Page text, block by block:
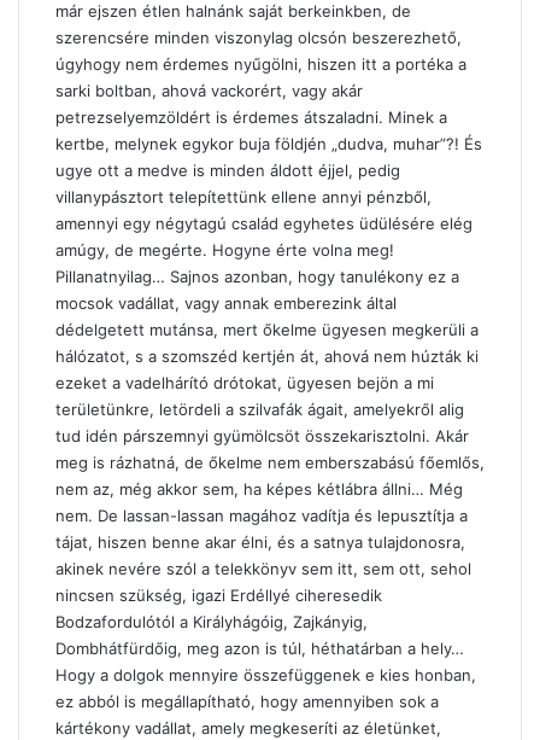
már ejszen étlen halnánk saját berkeinkben, de
szerencsére minden viszonylag olcsón beszerezhető,
úgyhogy nem érdemes nyűgölni, hiszen itt a portéka a
sarki boltban, ahová vackorért, vagy akár
petrezselyemzöldért is érdemes átszaladni. Minek a
kertbe, melynek egykor buja földjén „dudva, muhar”?! És
ugye ott a medve is minden áldott éjjel, pedig
villanypásztort telepítettünk ellene annyi pénzből,
amennyi egy négytagú család egyhetes üdülésére elég
amúgy, de megérte. Hogyne érte volna meg!
Pillanatnyilag… Sajnos azonban, hogy tanulékony ez a
mocsok vadállat, vagy annak emberezink által
dédelgetett mutánsa, mert őkelme ügyesen megkerüli a
hálózatot, s a szomszéd kertjén át, ahová nem húzták ki
ezeket a vadelhárító drótokat, ügyesen bejön a mi
területünkre, letördeli a szilvafák ágait, amelyekről alig
tud idén párszemnyi gyümölcsöt összekarisztolni. Akár
meg is rázhatná, de őkelme nem emberszabású főemlős,
nem az, még akkor sem, ha képes kétlábra állni… Még
nem. De lassan-lassan magához vadítja és lepusztítja a
tájat, hiszen benne akar élni, és a satnya tulajdonosra,
akinek nevére szól a telekkönyv sem itt, sem ott, sehol
nincsen szükség, igazi Erdéllyé ciheresedik
Bodzafordulótól a Királyhágóig, Zajkányig,
Dombhátfürdőig, meg azon is túl, héthatárban a hely…
Hogy a dolgok mennyire összefüggenek e kies honban,
ez abból is megállapítható, hogy amennyiben sok a
kártékony vadállat, amely megkeseríti az életünket,